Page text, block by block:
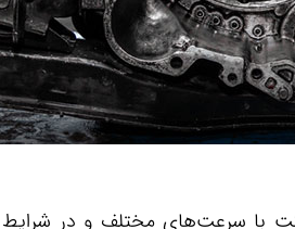
با سرعت‌های مختلف و در شرایط